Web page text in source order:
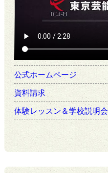
公式ホームページ
資料請求
体験レッスン＆学校説明会